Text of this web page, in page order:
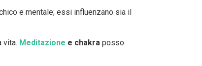
e mentale; essi influenzano sia il
vita. Meditazione e chakra posso